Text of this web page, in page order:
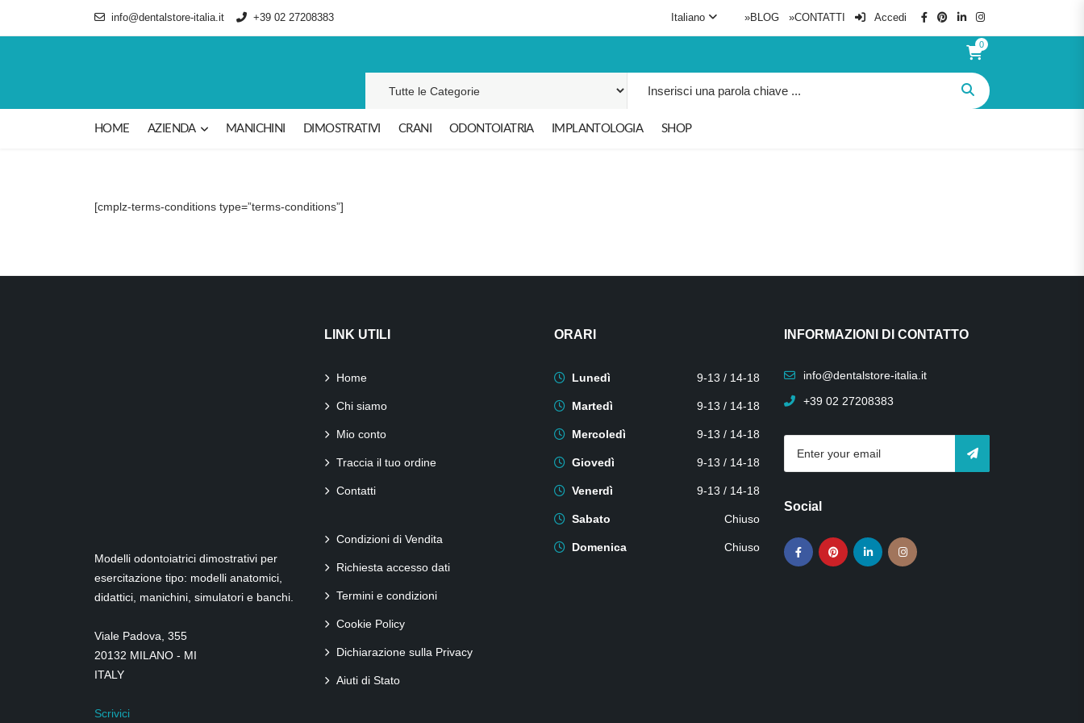
info@dentalstore-italia.it +39 02 27208383 Italiano »BLOG »CONTATTI Accedi
0
HOME AZIENDA MANICHINI DIMOSTRATIVI CRANI ODONTOIATRIA IMPLANTOLOGIA SHOP
[cmplz-terms-conditions type=”terms-conditions”]
Modelli odontoiatrici dimostrativi per
esercitazione tipo: modelli anatomici,
didattici, manichini, simulatori e banchi.
Viale Padova, 355
20132 MILANO - MI
ITALY
Scrivici
LINK UTILI
Home
Chi siamo
Mio conto
Traccia il tuo ordine
Contatti
Condizioni di Vendita
Richiesta accesso dati
Termini e condizioni
Cookie Policy
Dichiarazione sulla Privacy
Aiuti di Stato
ORARI
Lunedì 9-13 / 14-18
Martedì 9-13 / 14-18
Mercoledì 9-13 / 14-18
Giovedì 9-13 / 14-18
Venerdì 9-13 / 14-18
Sabato Chiuso
Domenica Chiuso
INFORMAZIONI DI CONTATTO
info@dentalstore-italia.it
+39 02 27208383
Social